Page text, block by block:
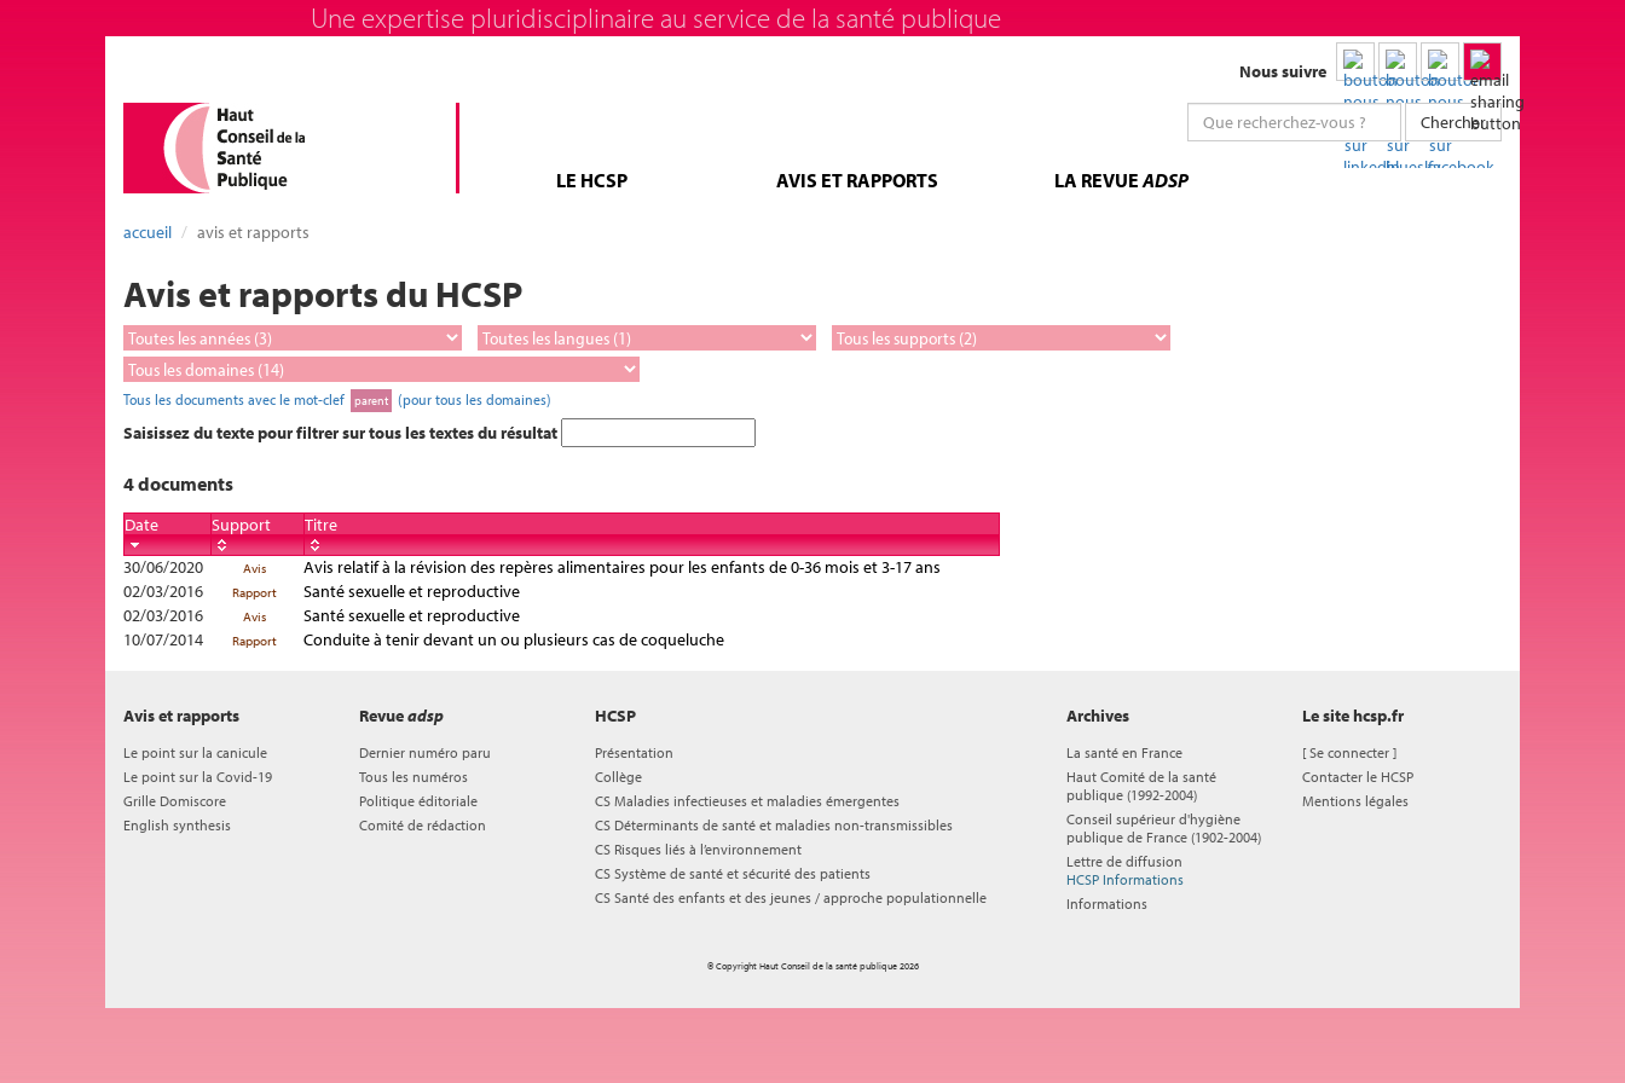
Une expertise pluridisciplinaire au service de la santé publique
Nous suivre
Chercher
LE HCSP AVIS ET RAPPORTS LA REVUEADSP
accueil avis et rapports
Avis et rapports du HCSP
Tous les documents avec le mot-clef parent (pour tous les domaines)
Saisissez du texte pour filtrer sur tous les textes du résultat
4 documents
Date Support
Titre
30/06/2020
Avis
Avis relatif à la révision des repères alimentaires pour les enfants de 0-36 mois et 3-17 ans
02/03/2016
Rapport
Santé sexuelle et reproductive
02/03/2016
Avis
Santé sexuelle et reproductive
10/07/2014
Rapport Conduite à tenir devant un ou plusieurs cas de coqueluche
HCSP
Présentation
Collège
CS Maladies infectieuses et maladies émergentes
CS Déterminants de santé et maladies non-transmissibles
CS Risques liés à l’environnement
CS Système de santé et sécurité des patients
CS Santé des enfants et des jeunes / approche populationnelle
Avis et rapports
Le point sur la canicule
Le point sur la Covid-19
Grille Domiscore
English synthesis
Revueadsp
Dernier numéro paru
Tous les numéros
Politique éditoriale
Comité de rédaction
Archives
La santé en France
Haut Comité de la santé
publique (1992-2004)
Conseil supérieur d'hygiène
publique de France (1902-2004)
Lettre de diffusion
HCSP Informations
Informations
Le site hcsp.fr
[Se connecter ]
Contacter le HCSP
Mentions légales
© Copyright Haut Conseil de la santé publique 2026